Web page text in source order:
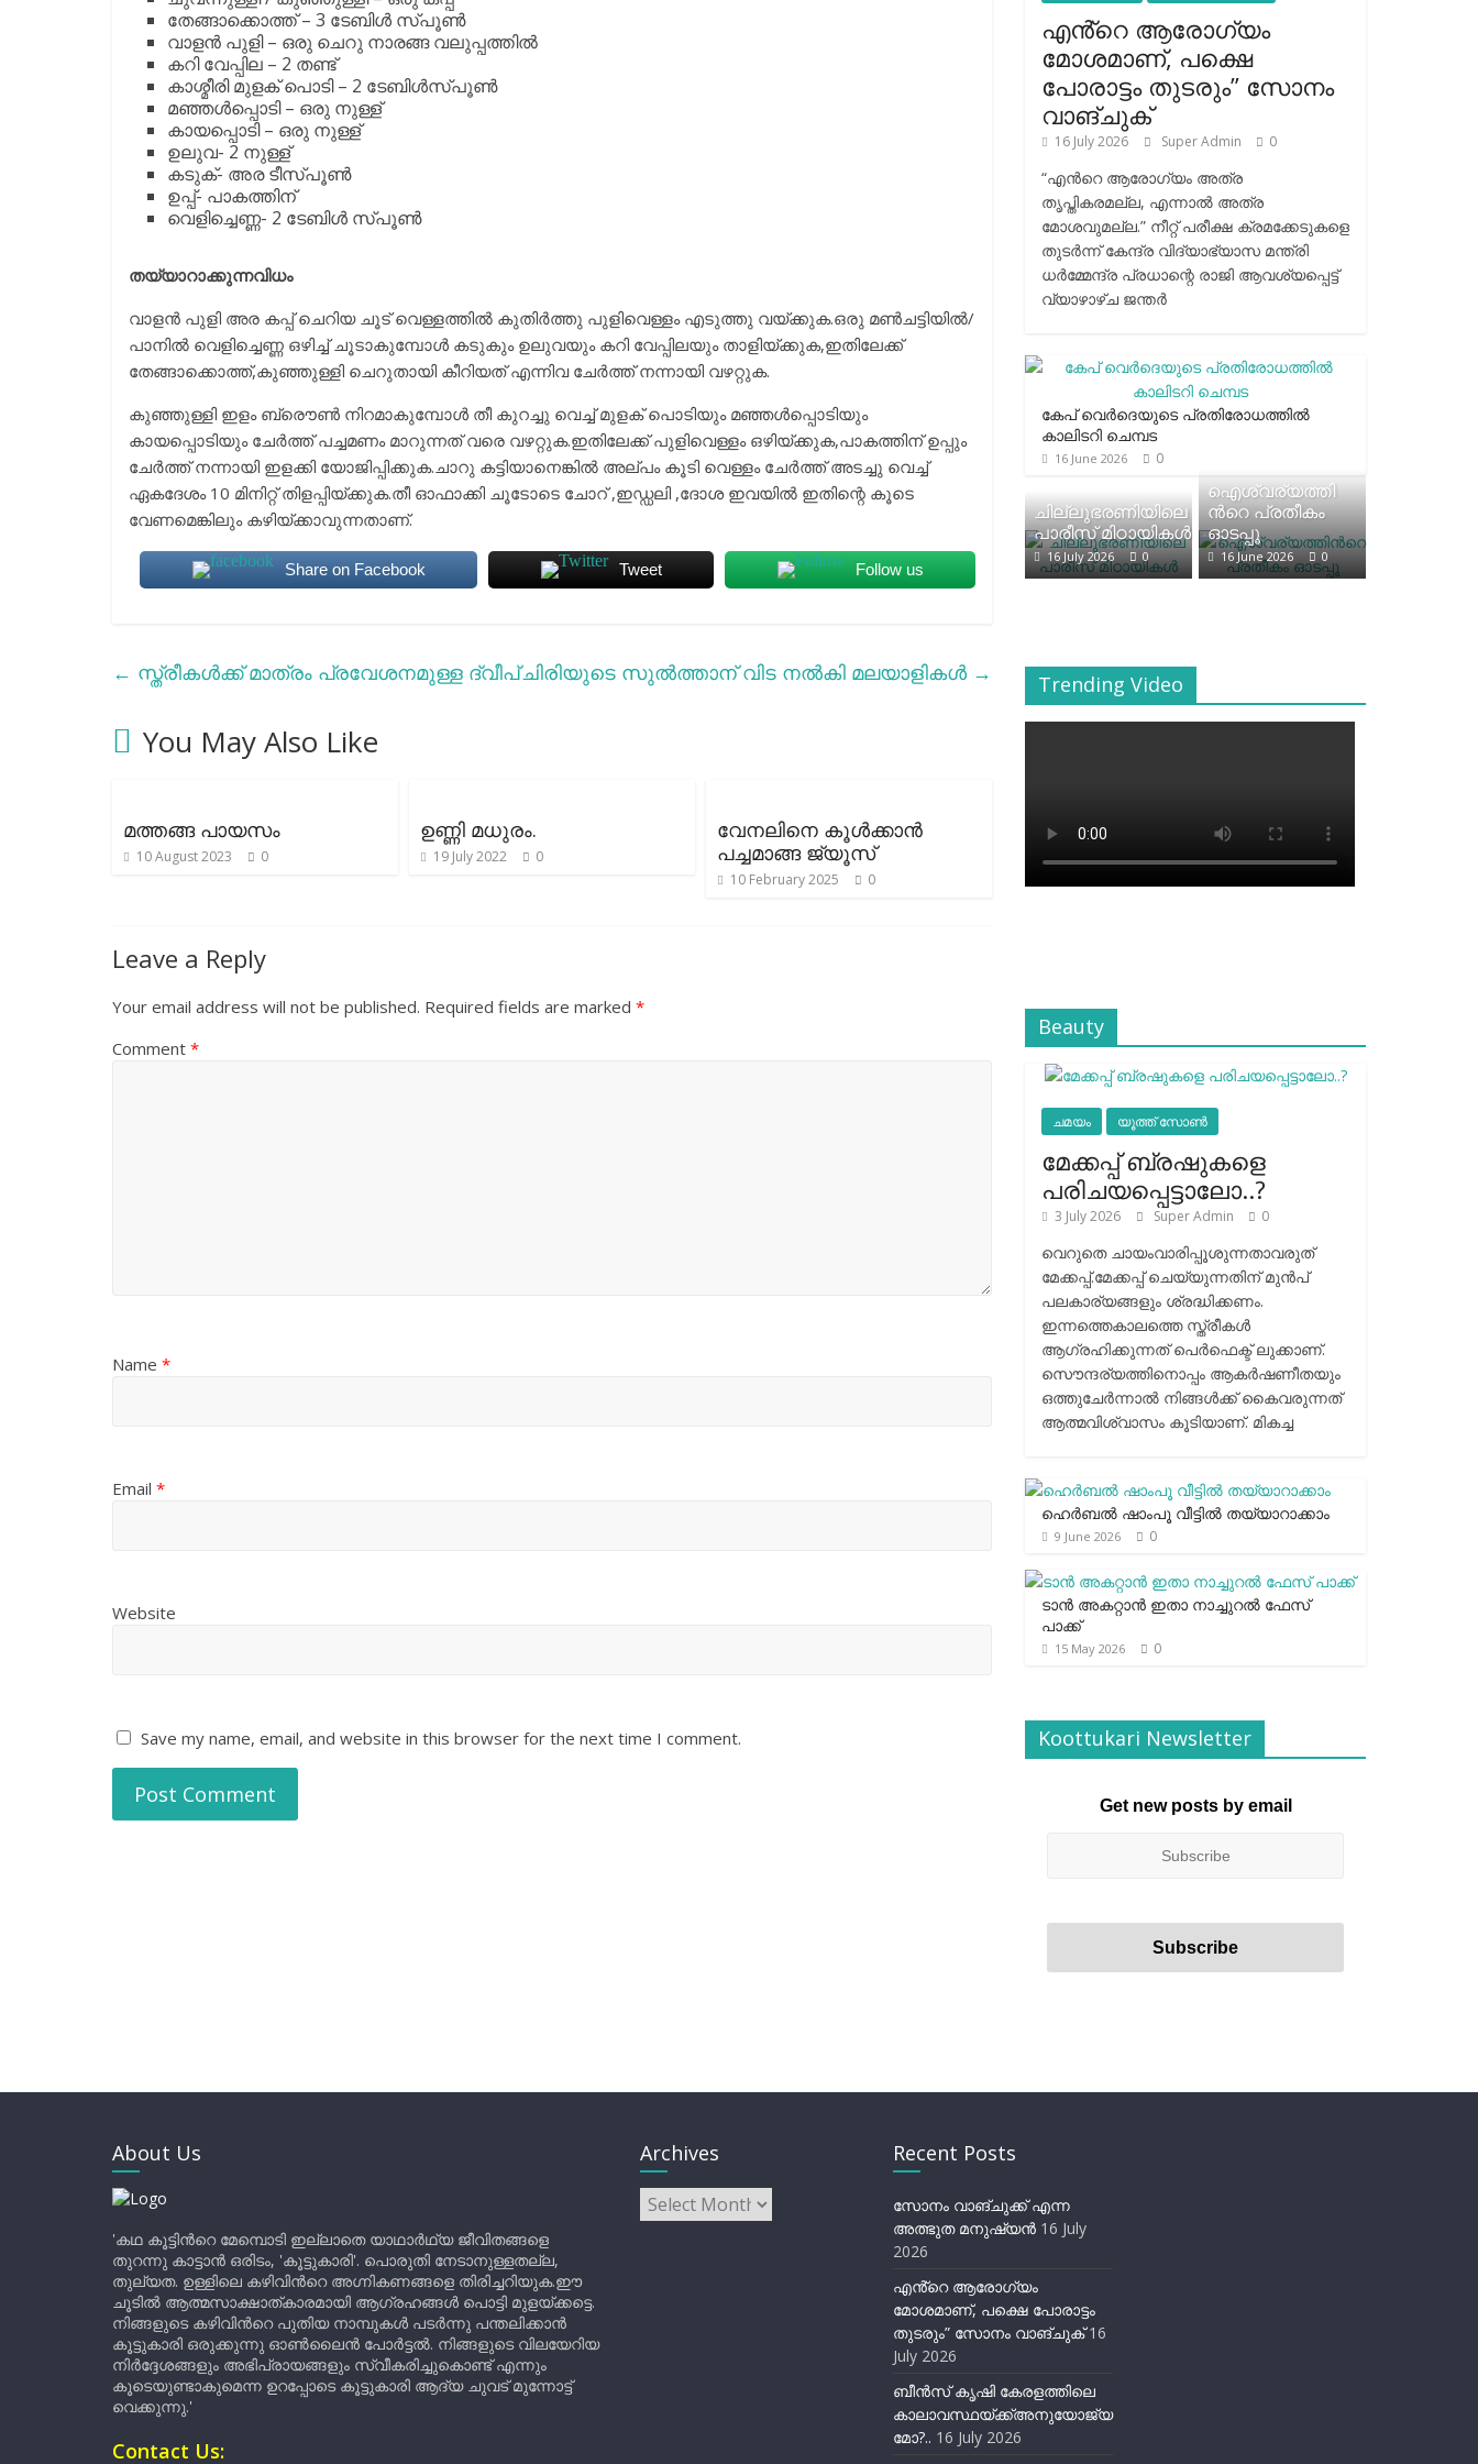
തേങ്ങാക്കൊത്ത് – 3 ടേബിള്‍ സ്പൂണ്‍
വാളന്‍ പുളി – ഒരു ചെറു നാരങ്ങ വലുപ്പത്തില്‍
കറി വേപ്പില – 2 തണ്ട്
കാശ്മീരി മുളക് പൊടി – 2 ടേബിള്‍സ്പൂണ്‍
മഞ്ഞള്‍പ്പൊടി – ഒരു നുള്ള്
കായപ്പൊടി – ഒരു നുള്ള്
ഉലുവ- 2 നുള്ള്
കടുക്- അര ടീസ്പൂണ്‍
ഉപ്പ്- പാകത്തിന്
വെളിച്ചെണ്ണ- 2 ടേബിള്‍ സ്പൂണ്‍
തയ്യാറാക്കുന്നവിധം
വാളന്‍ പുളി അര കപ്പ്‌ ചെറിയ ചൂട് വെള്ളത്തില്‍ കുതിര്‍ത്തു പുളിവെള്ളം എടുത്തു വയ്ക്കുക.ഒരു മണ്‍ചട്ടിയില്‍/
പാനില്‍ വെളിച്ചെണ്ണ ഒഴിച്ച് ചൂടാകുമ്പോള്‍ കടുകും ഉലുവയും കറി വേപ്പിലയും താളിയ്ക്കുക,ഇതിലേക്ക്
തേങ്ങാക്കൊത്ത്,കുഞ്ഞുള്ളി ചെറുതായി കീറിയത് എന്നിവ ചേര്‍ത്ത് നന്നായി വഴറ്റുക.
കുഞ്ഞുള്ളി ഇളം ബ്രൌണ്‍ നിറമാകുമ്പോള്‍ തീ കുറച്ചു വെച്ച് മുളക് പൊടിയും മഞ്ഞള്‍പ്പൊടിയും
കായപ്പൊടിയും ചേര്‍ത്ത് പച്ചമണം മാറുന്നത് വരെ വഴറ്റുക.ഇതിലേക്ക് പുളിവെള്ളം ഒഴിയ്ക്കുക,പാകത്തിന് ഉപ്പും
ചേര്‍ത്ത് നന്നായി ഇളക്കി യോജിപ്പിക്കുക.ചാറു കട്ടിയാനെങ്കില്‍ അല്പം കൂടി വെള്ളം ചേര്‍ത്ത് അടച്ചു വെച്ച്
ഏകദേശം 10 മിനിറ്റ് തിളപ്പിയ്ക്കുക.തീ ഓഫാക്കി ചൂടോടെ ചോറ് ,ഇഡ്ഡലി ,ദോശ ഇവയില്‍ ഇതിന്റെ കൂടെ
വേണമെങ്കിലും കഴിയ്ക്കാവുന്നതാണ്.
Share on Facebook Tweet Follow us
← സ്ത്രീകള്‍ക്ക് മാത്രം പ്രവേശനമുള്ള ദ്വീപ്ചിരിയുടെ സുല്‍ത്താന് വിട നല്‍കി മലയാളികള്‍ →
You May Also Like
മത്തങ്ങ പായസം
10 August 2023 0
ഉണ്ണി മധുരം.
19 July 2022 0
വേനലിനെ കൂള്‍ക്കാന്‍
പച്ചമാങ്ങ ജ്യൂസ്
10 February 2025 0
Leave a Reply
Your email address will not be published. Required fields are marked *
Comment *
Name *
Email *
Website
Save my name, email, and website in this browser for the next time I comment.
എൻ്റെ ആരോഗ്യം
മോശമാണ്, പക്ഷെ
പോരാട്ടം തുടരും” സോനം
വാങ്ചുക്
16 July 2026 Super Admin 0
“എന്‍റെ ആരോഗ്യം അത്ര
തൃപ്തികരമല്ല, എന്നാൽ അത്ര
മോശവുമല്ല.” നീറ്റ് പരീക്ഷ ക്രമക്കേടുകളെ
തുടർന്ന് കേന്ദ്ര വിദ്യാഭ്യാസ മന്ത്രി
ധർമ്മേന്ദ്ര പ്രധാന്റെ രാജി ആവശ്യപ്പെട്ട്
വ്യാഴാഴ്ച ജന്തർ
കേപ് വെര്‍ദെയുടെ പ്രതിരോധത്തില്‍
കാലിടറി ചെമ്പട
16 June 2026 0
ചില്ലുഭരണിയിലെ
പാരീസ് മിഠായികള്‍
16 July 2026 0
ഐശ്വര്യത്തി
ന്‍റെ പ്രതീകം
ഓടപ്പൂ
16 June 2026 0
Trending Video
Beauty
ചമയം യൂത്ത് സോൺ
മേക്കപ്പ് ബ്രഷുകളെ
പരിചയപ്പെട്ടാലോ..?
3 July 2026 Super Admin 0
വെറുതെ ചായംവാരിപ്പൂശുന്നതാവരുത്
മേക്കപ്പ്.മേക്കപ്പ് ചെയ്യുന്നതിന് മുന്‍പ്
പലകാര്യങ്ങളും ശ്രദ്ധിക്കണം.
ഇന്നത്തെകാലത്തെ സ്ത്രീകള്‍
ആഗ്രഹിക്കുന്നത് പെര്‍ഫെക്ട് ലുക്കാണ്.
സൌന്ദര്യത്തിനൊപ്പം ആകര്‍ഷണീതയും
ഒത്തുചേര്‍ന്നാല്‍ നിങ്ങള്‍ക്ക് കൈവരുന്നത്
ആത്മവിശ്വാസം കൂടിയാണ്. മികച്ച
ഹെര്‍ബല്‍ ഷാംപൂ വീട്ടില്‍ തയ്യാറാക്കാം
9 June 2026 0
ടാന്‍ അകറ്റാന്‍ ഇതാ നാച്ചുറല്‍ ഫേസ്
പാക്ക്
15 May 2026 0
Koottukari Newsletter
Get new posts by email
About Us
'കഥ കൂട്ടിന്‍റെ മേമ്പൊടി ഇല്ലാതെ യാഥാർഥ്യ ജീവിതങ്ങളെ
തുറന്നു കാട്ടാൻ ഒരിടം, 'കൂട്ടുകാരി'. പൊരുതി നേടാനുള്ളതല്ല,
തുല്യത. ഉള്ളിലെ കഴിവിന്‍റെ അഗ്നികണങ്ങളെ തിരിച്ചറിയുക.ഈ
ചൂടിൽ ആത്മസാക്ഷാത്കാരമായി ആഗ്രഹങ്ങൾ പൊട്ടി മുളയ്ക്കട്ടെ.
നിങ്ങളുടെ കഴിവിന്‍റെ പുതിയ നാമ്പുകൾ പടർന്നു പന്തലിക്കാൻ
കൂട്ടുകാരി ഒരുക്കുന്നു ഓൺലൈൻ പോർട്ടൽ. നിങ്ങളുടെ വിലയേറിയ
നിർദ്ദേശങ്ങളും അഭിപ്രായങ്ങളും സ്വീകരിച്ചുകൊണ്ട് എന്നും
കൂടെയുണ്ടാകുമെന്ന ഉറപ്പോടെ കൂട്ടുകാരി ആദ്യ ചുവട് മുന്നോട്ട്
വെക്കുന്നു.'
Contact Us:
Archives
Archives
Recent Posts
സോനം വാങ്ചുക്ക് എന്ന
അത്ഭുത മനുഷ്യന്‍ 16 July
2026
എൻ്റെ ആരോഗ്യം
മോശമാണ്, പക്ഷെ പോരാട്ടം
തുടരും” സോനം വാങ്ചുക് 16
July 2026
ബീന്‍സ് കൃഷി കേരളത്തിലെ
കാലാവസ്ഥയ്ക്ക്അനുയോജ്യ
മോ?.. 16 July 2026